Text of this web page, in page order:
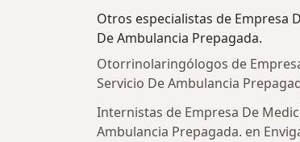
Otros especialistas de Empresa
De Ambulancia Prepagada.
Otorrinolaringólogos de
Servicio De Ambulancia
Internistas de Empresa De
Ambulancia Prepagada. en